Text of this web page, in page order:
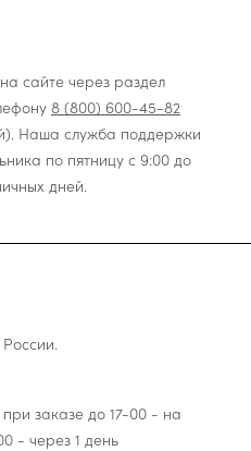
сайте через раздел
8 (800) 600-45-82
Наша служба поддержки
по пятницу с 9:00 до
дней.
заказе до 17-00 - на
- через 1 день